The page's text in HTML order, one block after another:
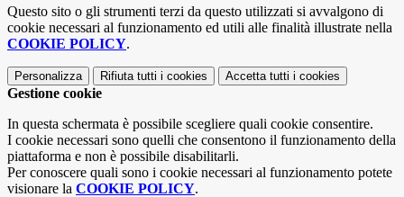
Questo sito o gli strumenti terzi da questo utilizzati si avvalgono di
cookie necessari al funzionamento ed utili alle finalità illustrate nella
COOKIE POLICY.
Personalizza Rifiuta tutti i cookies Accetta tutti i cookies
Gestione cookie
In questa schermata è possibile scegliere quali cookie consentire.
I cookie necessari sono quelli che consentono il funzionamento della
piattaforma e non è possibile disabilitarli.
Per conoscere quali sono i cookie necessari al funzionamento potete
visionare la COOKIE POLICY.